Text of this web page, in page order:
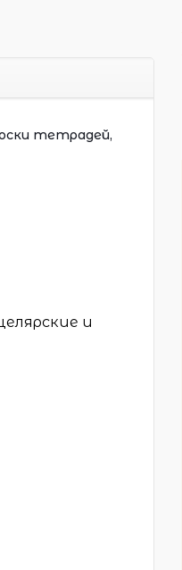
тетрадей,
и